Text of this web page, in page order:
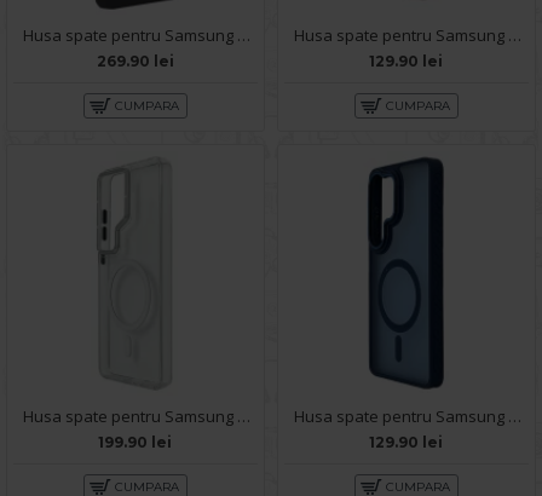
Husa spate pentru Samsung Galaxy S26 Ultra Silicon Magnet Case - Black
269.90 lei
CUMPARA
Husa spate pentru Samsung Galaxy S26 Ultra Matte Case Magsafe - Semitransparent/Roz
129.90 lei
CUMPARA
Husa spate pentru Samsung Galaxy S26 Ultra Berlia Magsafe Series - Transparent
199.90 lei
CUMPARA
Husa spate pentru Samsung Galaxy S26 Ultra Matte Case Magsafe - Semitransparent/Blue
129.90 lei
CUMPARA